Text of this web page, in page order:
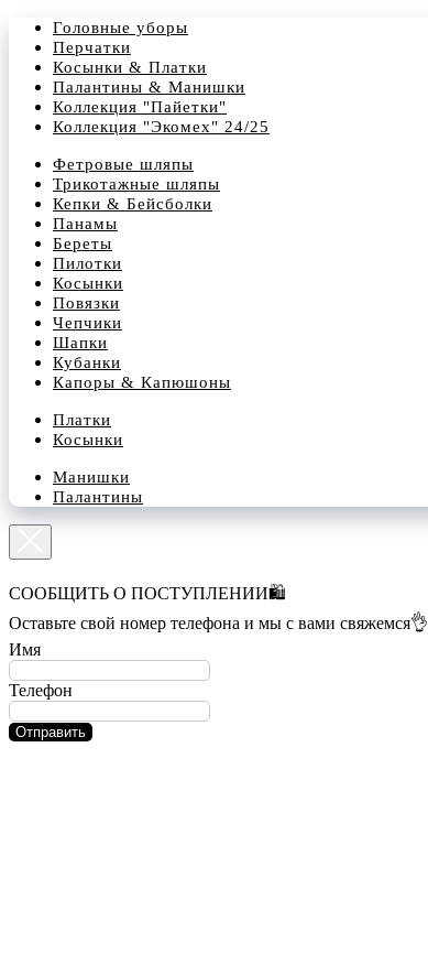
Головные уборы
Перчатки
Косынки & Платки
Палантины & Манишки
Коллекция "Пайетки"
Коллекция "Экомех" 24/25
Фетровые шляпы
Трикотажные шляпы
Кепки & Бейсболки
Панамы
Береты
Пилотки
Косынки
Повязки
Чепчики
Шапки
Кубанки
Капоры & Капюшоны
Платки
Косынки
Манишки
Палантины
СООБЩИТЬ О ПОСТУПЛЕНИИ🛍️
Оставьте свой номер телефона и мы с вами свяжемся👌
Имя
Телефон
Отправить